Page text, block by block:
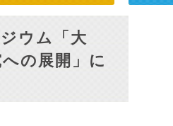
ウム「大
の展開」に